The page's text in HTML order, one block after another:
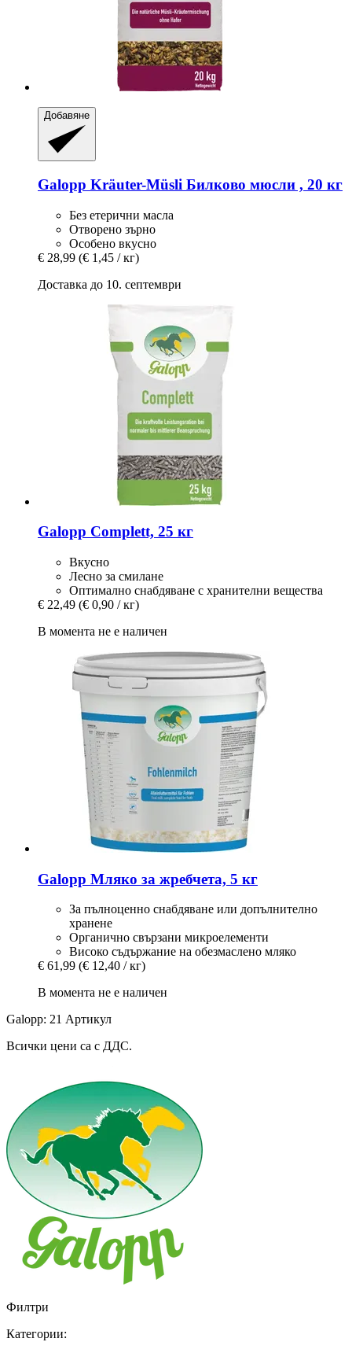
Добавяне
Galopp Kräuter-​Müsli Билково мюсли , 20 кг
Без етерични масла
Отворено зърно
Особено вкусно
€ 28,99 (€ 1,45 / кг)
Доставка до 10. септември
Galopp Complett, 25 кг
Вкусно
Лесно за смилане
Оптимално снабдяване с хранителни вещества
€ 22,49 (€ 0,90 / кг)
В момента не е наличен
Galopp Мляко за жребчета, 5 кг
За пълноценно снабдяване или допълнително
хранене
Органично свързани микроелементи
Високо съдържание на обезмаслено мляко
€ 61,99 (€ 12,40 / кг)
В момента не е наличен
Galopp: 21 Артикул
Всички цени са с ДДС.
Филтри
Категории: